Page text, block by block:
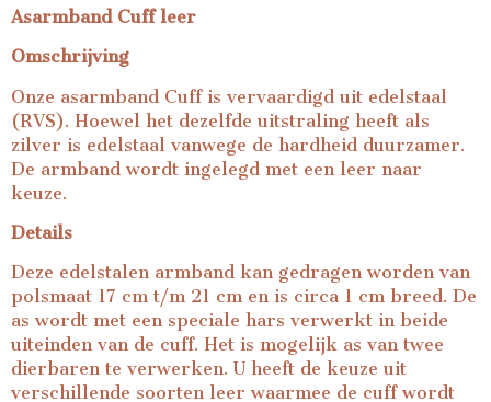
Asarmband Cuff leer
Omschrijving
Onze asarmband Cuff is vervaardigd uit edelstaal
(RVS). Hoewel het dezelfde uitstraling heeft als
zilver is edelstaal vanwege de hardheid duurzamer.
De armband wordt ingelegd met een leer naar
keuze.
Details
Deze edelstalen armband kan gedragen worden van
polsmaat 17 cm t/m 21 cm en is circa 1 cm breed. De
as wordt met een speciale hars verwerkt in beide
uiteinden van de cuff. Het is mogelijk as van twee
dierbaren te verwerken. U heeft de keuze uit
verschillende soorten leer waarmee de cuff wordt